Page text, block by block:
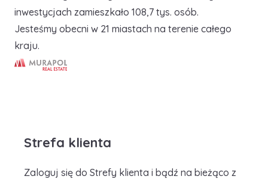
inwestycjach zamieszkało 108,7 tys. osób.
Jesteśmy obecni w 21 miastach na terenie całego
kraju.
Strefa klienta
Zaloguj się do Strefy klienta i bądź na bieżąco z